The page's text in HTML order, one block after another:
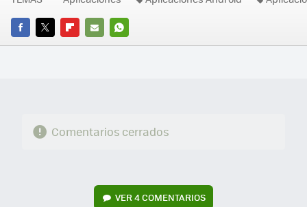
FACEBOOK
TWITTERFLIPBOARD
E-
WHATSAPP
Comentarios cerrados
VER4 COMENTARIOS